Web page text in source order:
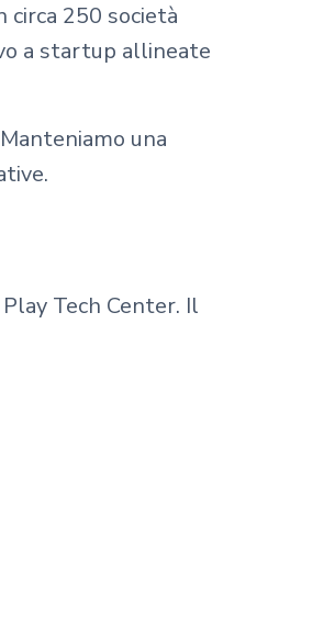
circa 250 società
a startup allineate
una
Tech Center. Il